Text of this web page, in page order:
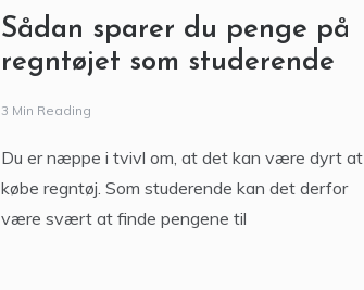
Sådan sparer du penge på
regntøjet som studerende
3 Min Reading
Du er næppe i tvivl om, at det kan være dyrt at
købe regntøj. Som studerende kan det derfor
være svært at finde pengene til